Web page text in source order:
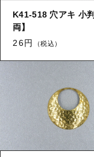
K41-518 穴アキ 小
両】
26円
（税込）
【留め金具】
【留め金具】
【留め金具】
【留め金具】
ヒートン・９
【留
【
【留め